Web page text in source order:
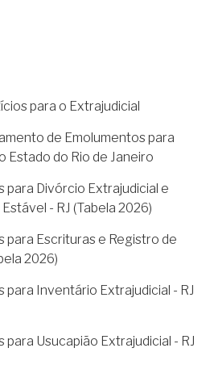
para o Extrajudicial
de Emolumentos para
Estado do Rio de Janeiro
para Divórcio Extrajudicial e
- RJ (Tabela 2026)
para Escrituras e Registro de
2026)
para Inventário Extrajudicial - RJ
para Usucapião Extrajudicial - RJ